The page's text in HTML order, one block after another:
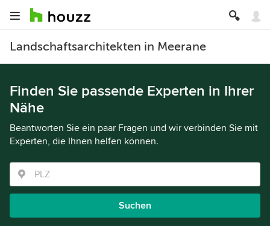
Landschaftsarchitekten in Meerane
Finden Sie passende Experten in Ihrer
Nähe
Beantworten Sie ein paar Fragen und wir verbinden Sie mit
Experten, die Ihnen helfen können.
Suchen